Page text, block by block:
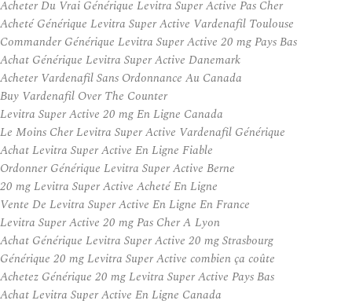
Acheter Du Vrai Générique Levitra Super Active Pas Cher
Acheté Générique Levitra Super Active Vardenafil Toulouse
Commander Générique Levitra Super Active 20 mg Pays Bas
Achat Générique Levitra Super Active Danemark
Acheter Vardenafil Sans Ordonnance Au Canada
Buy Vardenafil Over The Counter
Levitra Super Active 20 mg En Ligne Canada
Le Moins Cher Levitra Super Active Vardenafil Générique
Achat Levitra Super Active En Ligne Fiable
Ordonner Générique Levitra Super Active Berne
20 mg Levitra Super Active Acheté En Ligne
Vente De Levitra Super Active En Ligne En France
Levitra Super Active 20 mg Pas Cher A Lyon
Achat Générique Levitra Super Active 20 mg Strasbourg
Générique 20 mg Levitra Super Active combien ça coûte
Achetez Générique 20 mg Levitra Super Active Pays Bas
Achat Levitra Super Active En Ligne Canada